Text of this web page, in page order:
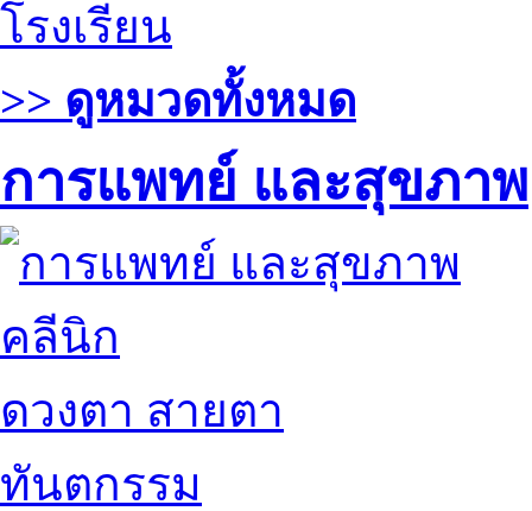
โรงเรียน
>> ดูหมวดทั้งหมด
การแพทย์ และสุขภาพ
คลีนิก
ดวงตา สายตา
ทันตกรรม